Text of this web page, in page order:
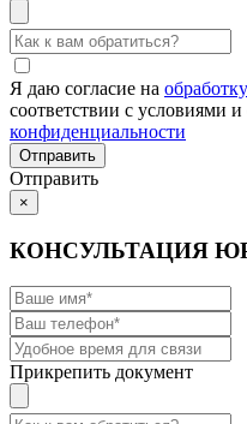
Я даю согласие на
соответствии с условиями
конфиденциальности
Отправить
×
КОНСУЛЬТАЦИЯ
Прикрепить документ